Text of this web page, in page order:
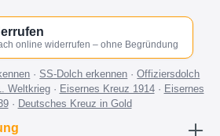
online widerrufen – ohne Begründung
·SS-Dolch erkennen ·Offiziersdolch
Weltkrieg· Eisernes Kreuz 1914· Eisernes
· Deutsches Kreuz in Gold